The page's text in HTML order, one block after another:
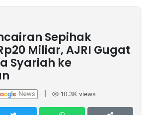
Sepihak
Miliar, AJRI Gugat
Syariah ke
10.3K views